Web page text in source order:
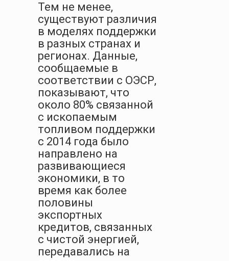
Тем не менее,
существуют различия
в моделях поддержки
в разных странах и
регионах. Данные,
сообщаемые в
соответствии с ОЭСР,
показывают, что
около 80% связанной
с ископаемым
топливом поддержки
с 2014 года было
направлено на
развивающиеся
экономики, в то
время как более
половины
экспортных
кредитов, связанных
с чистой энергией,
передавались на